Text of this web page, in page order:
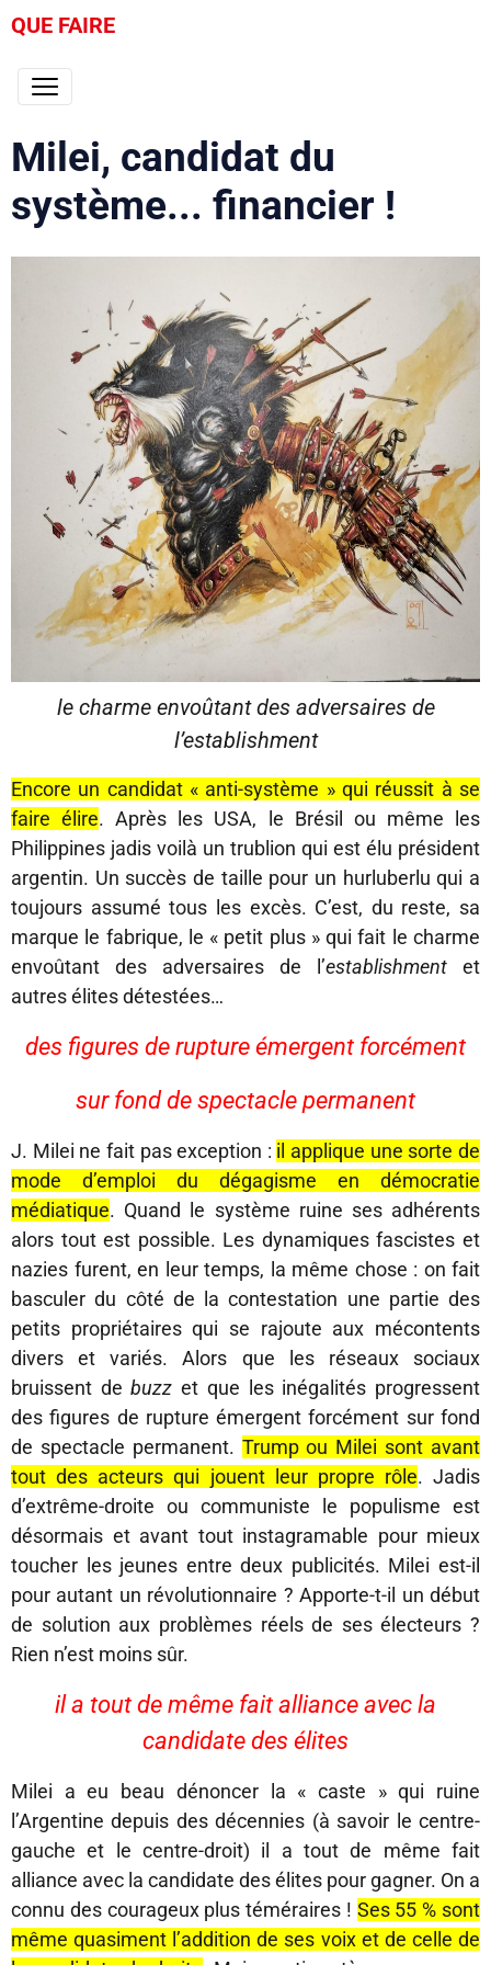
QUE FAIRE
Milei, candidat du
système... financier !
le charme envoûtant des adversaires de
l’establishment
Encore un candidat « anti-système » qui réussit à se
faire élire. Après les USA, le Brésil ou même les
Philippines jadis voilà un trublion qui est élu président
argentin. Un succès de taille pour un hurluberlu qui a
toujours assumé tous les excès. C’est, du reste, sa
marque le fabrique, le « petit plus » qui fait le charme
envoûtant des adversaires de l’establishment et
autres élites détestées…
des figures de rupture émergent forcément
sur fond de spectacle permanent
J. Milei ne fait pas exception : il applique une sorte de
mode d’emploi du dégagisme en démocratie
médiatique. Quand le système ruine ses adhérents
alors tout est possible. Les dynamiques fascistes et
nazies furent, en leur temps, la même chose : on fait
basculer du côté de la contestation une partie des
petits propriétaires qui se rajoute aux mécontents
divers et variés. Alors que les réseaux sociaux
bruissent debuzzet que les inégalités progressent
des figures de rupture émergent forcément sur fond
de spectacle permanent. Trump ou Milei sont avant
tout des acteurs qui jouent leur propre rôle. Jadis
d’extrême-droite ou communiste le populisme est
désormais et avant tout instagramable pour mieux
toucher les jeunes entre deux publicités. Milei est-il
pour autant un révolutionnaire ? Apporte-t-il un début
de solution aux problèmes réels de ses électeurs ?
Rien n’est moins sûr.
il a tout de même fait alliance avec la
candidate des élites
Milei a eu beau dénoncer la « caste » qui ruine
l’Argentine depuis des décennies (à savoir le centre-
gauche et le centre-droit) il a tout de même fait
alliance avec la candidate des élites pour gagner. On a
connu des courageux plus téméraires ! Ses 55 % sont
même quasiment l’addition de ses voix et de celle de